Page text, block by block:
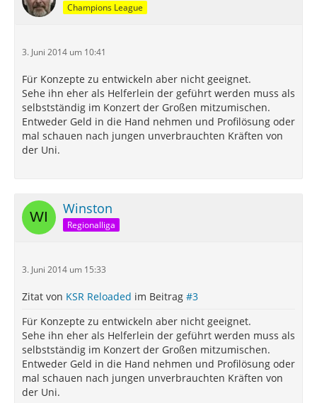
Champions League
3. Juni 2014 um 10:41
Für Konzepte zu entwickeln aber nicht geeignet.
Sehe ihn eher als Helferlein der geführt werden muss als
selbstständig im Konzert der Großen mitzumischen.
Entweder Geld in die Hand nehmen und Profilösung oder
mal schauen nach jungen unverbrauchten Kräften von
der Uni.
Winston
Regionalliga
3. Juni 2014 um 15:33
Zitat von KSR Reloaded im Beitrag #3
Für Konzepte zu entwickeln aber nicht geeignet.
Sehe ihn eher als Helferlein der geführt werden muss als
selbstständig im Konzert der Großen mitzumischen.
Entweder Geld in die Hand nehmen und Profilösung oder
mal schauen nach jungen unverbrauchten Kräften von
der Uni.